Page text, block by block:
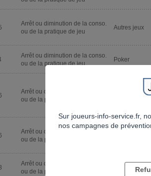
Arrêt ou diminution de la conso.
ou de la pratique de jeu
Autres jeux
Arrêt ou diminution de la conso.
ou de la pratique de jeu
Poker
Arrêt ou diminution de la conso.
ou de la pratique de jeu
Arrêt ou diminution de la conso.
ou de la pratique de jeu
Arrêt ou diminution de la conso.
ou de la pratique de jeu
Autres jeux
Sur joueurs-info-service.fr,
nos campagnes de